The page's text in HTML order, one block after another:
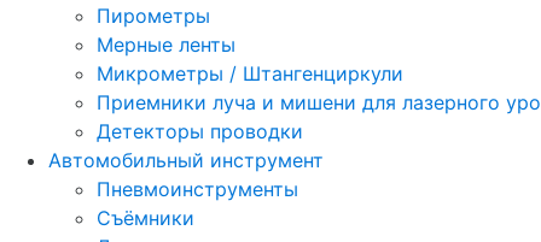
Пирометры
Мерные ленты
Микрометры / Штангенциркули
Приемники луча и мишени для лазерного
Детекторы проводки
Автомобильный инструмент
Пневмоинструменты
Съёмники